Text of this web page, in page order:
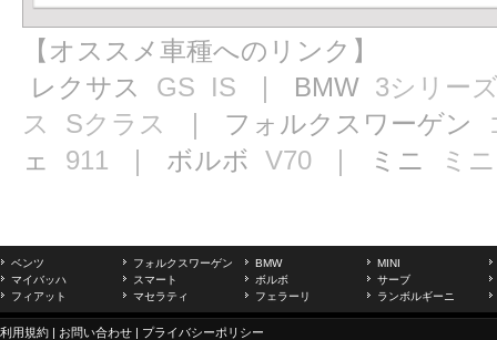
【オススメ車種へのリンク】
レクサス GS IS ｜ BMW 3シリー
ス
Sクラス ｜ フォルクスワーゲン
ェ 911 ｜ ボルボ V70 ｜ ミニ ミニ
ベンツ フォルクスワーゲン BMW
MINI
マイバッハ
スマート ボルボ
サーブ
フィアット
マセラティ フェラーリ ランボルギーニ
利用規約 | お問い合わせ | プライバシーポリシー